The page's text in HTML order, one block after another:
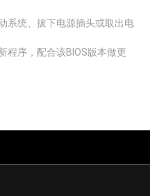
系统、拔下电源插头或取出电
程序，配合该BIOS版本做更